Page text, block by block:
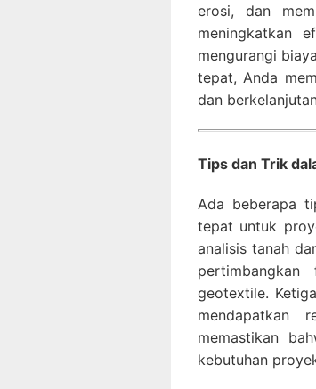
erosi, dan
meningkatkan
mengurangi
tepat, Anda
dan
Tips dan Trik
Ada beberapa
tepat untuk
analisis tanah
geotextile.
mendapatkan
memastikan
kebutuhan